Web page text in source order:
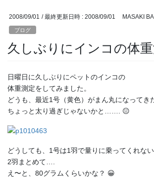
2008/09/01 / 最終更新日時 : 2008/09/01 MASAKI
ブログ
久しぶりにインコの体重
日曜日に久しぶりにペットのインコの
体重測定をしてみました。
どうも、最近1号（黄色）がまん丸になってき
ちょっと太り過ぎじゃないかと……. 😐
どうしても、1号は1羽で量りに乗ってくれな
2羽まとめて….
え〜と、80グラムくらいかな？ 😀